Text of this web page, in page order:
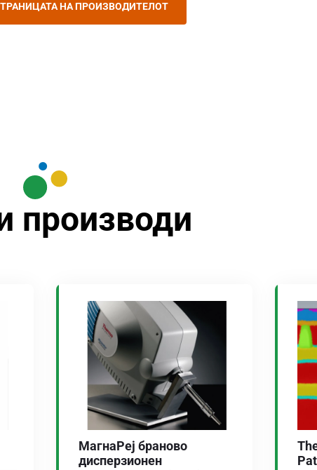
НА ПРОИЗВОДИТЕЛОТ
производи
МагнаРеј бранoво
дисперзионен